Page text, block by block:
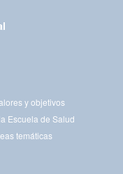
y objetivos
Escuela de Salud
temáticas